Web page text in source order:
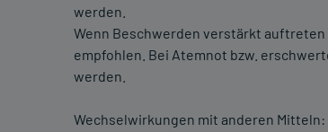
werden.
Wenn Beschwerden verstärkt auftreten
empfohlen. Bei Atemnot bzw.
werden.
Wechselwirkungen mit anderen Mitteln: